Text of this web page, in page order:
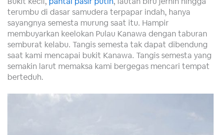
terumbu di dasar samudera terpapar indah, hanya
sayangnya semesta murung saat itu. Hampir
membuyarkan keelokan Pulau Kanawa dengan taburan
semburat kelabu. Tangis semesta tak dapat dibendung
saat kami mencapai bukit Kanawa. Tangis semesta yang
semakin larut memaksa kami bergegas mencari tempat
berteduh.